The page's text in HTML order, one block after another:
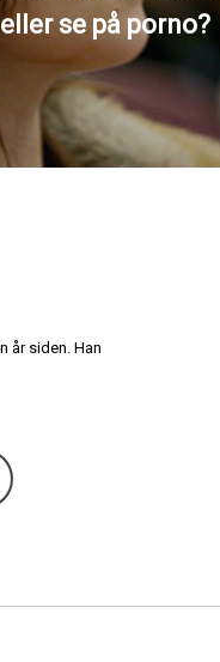
eller se på porno?
år siden. Han